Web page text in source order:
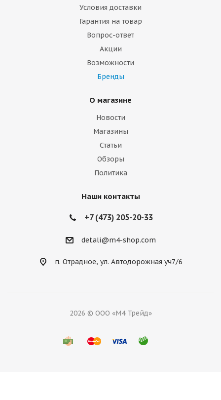
Условия доставки
Гарантия на товар
Вопрос-ответ
Акции
Возможности
Бренды
О магазине
Новости
Магазины
Статьи
Обзоры
Политика
Наши контакты
+7 (473) 205-20-33
detali@m4-shop.com
п. Отрадное, ул. Автодорожная уч7/6
2026 © ООО «М4 Трейд»